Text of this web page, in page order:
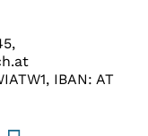
IBAN: AT